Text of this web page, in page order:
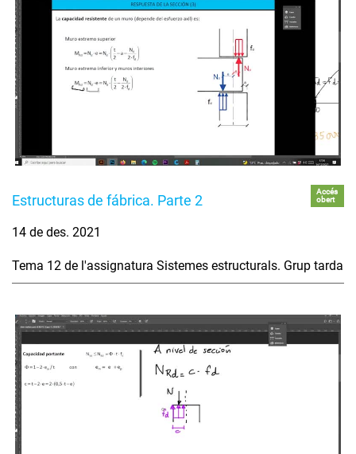
Estructuras de fábrica. Parte 2
Accés
obert
14 de des. 2021
Tema 12 de l'assignatura Sistemes estructurals. Grup tarda